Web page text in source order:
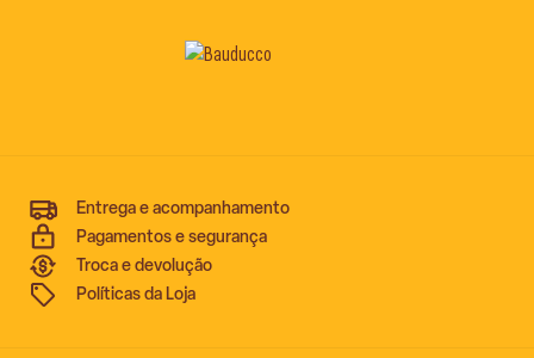
Entrega e acompanhamento
Pagamentos e segurança
Troca e devolução
Políticas da Loja